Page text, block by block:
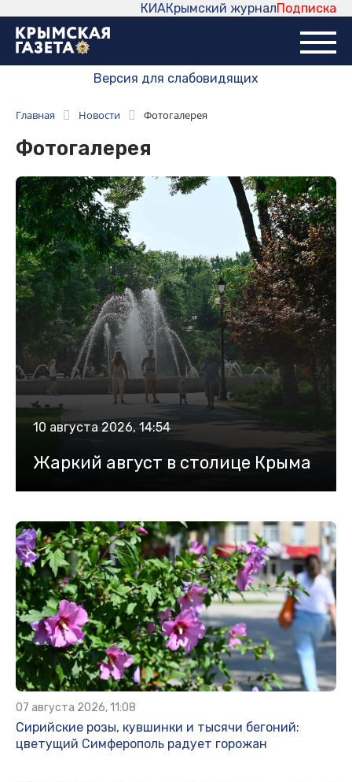
Подписка
Крымский журнал
КИА
Версия для слабовидящих
Главная Новости Фотогалерея
Фотогалерея
10 августа 2026, 14:54
Жаркий август в столице Крыма
07 августа 2026, 11:08
Сирийские розы, кувшинки и тысячи бегоний:
цветущий Симферополь радует горожан